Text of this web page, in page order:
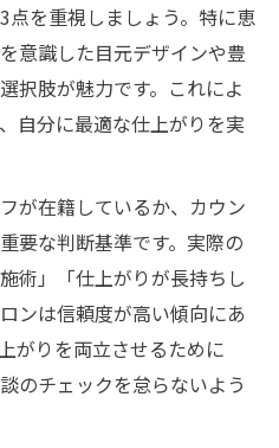
を重視しましょう。特に恵
意識した目元デザインや豊
択肢が魅力です。これによ
自分に最適な仕上がりを実
が在籍しているか、カウン
要な判断基準です。実際の
術」「仕上がりが長持ちし
ンは信頼度が高い傾向にあ
がりを両立させるために
のチェックを怠らないよう